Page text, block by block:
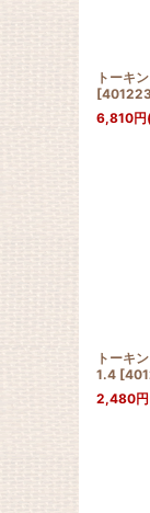
トーキ
[
6,810円
トーキ
1.4 [
2,480円